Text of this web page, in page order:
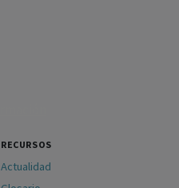
RECURSOS
Actualidad